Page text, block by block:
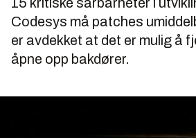
Codesys må patches
er avdekket at det er mulig å
åpne opp bakdører.